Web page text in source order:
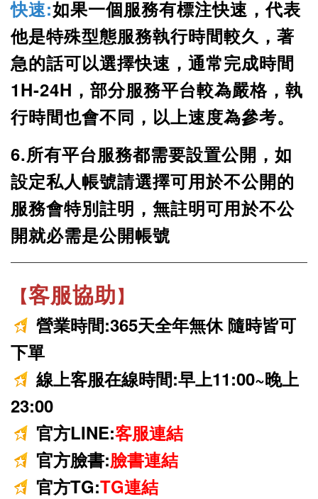
快速:如果一個服務有標注快速，代表
他是特殊型態服務執行時間較久，著
急的話可以選擇快速，通常完成時間
1H-24H ， 部分服務平台較為嚴格 ， 執
行時間也會不同 ， 以上速度為參考。
6.所有平台服務都需要設置公開 ， 如
設定私人帳號請選擇可用於不公開的
服務會特別註明，無註明可用於不公
開就必需是公開帳號
【客服協助】
營業時間:365天全年無休 隨時皆可
下單
線上客服在線時間:早上11:00~晚上
23:00
官方LINE:客服連結
官方臉書:臉書連結
官方TG:TG連結